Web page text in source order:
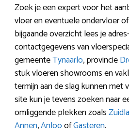
Zoek je een expert voor het
vloer en eventuele ondervloer
bijgaande overzicht lees je
contactgegevens van
gemeenteTynaarlo, provincie
stuk vloeren showrooms en
termijn aan de slag kunnen met
site kun je tevens zoeken naar
omliggende plekken zoals
Annen,AnlooofGasteren.